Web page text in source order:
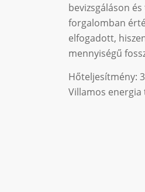
bevizsgáláson
forgalomban
elfogadott,
mennyiségű
Hőteljesítmény:
Villamos energia